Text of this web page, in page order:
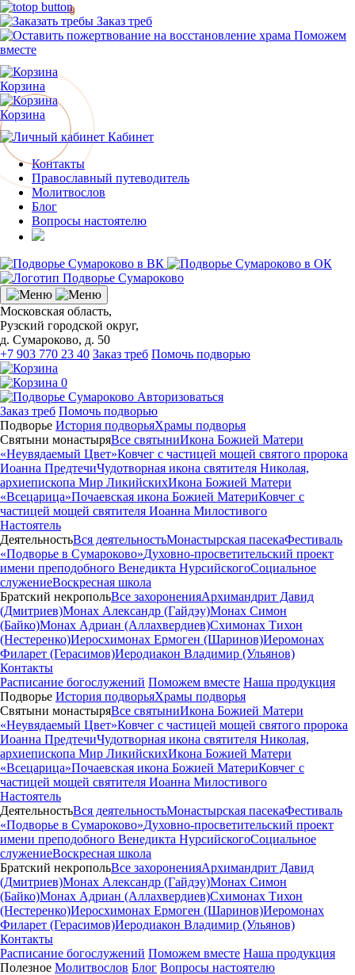
Заказ треб
Поможем
вместе
Корзина
Корзина
0
Кабинет
Контакты
Православный путеводитель
Молитвослов
Блог
Вопросы настоятелю
Московская область,
Рузский городской округ,
д. Сумароково, д. 50
+7 903 770 23 40 Заказ треб Помочь подворью
0
Авторизоваться
Заказ треб Помочь подворью
Подворье История подворьяХрамы подворья
Святыни монастыряВсе святыниИкона Божией Матери
«Неувядаемый Цвет»Ковчег с частицей мощей святого пророка
Иоанна ПредтечиЧудотворная икона святителя Николая,
архиепископа Мир ЛикийскихИкона Божией Матери
«Всецарица»Почаевская икона Божией МатериКовчег с
частицей мощей святителя Иоанна Милостивого
Настоятель
ДеятельностьВся деятельностьМонастырская пасекаФестиваль
«Подворье в Сумароково»Духовно-просветительский проект
имени преподобного Венедикта НурсийскогоСоциальное
служениеВоскресная школа
Братский некропольВсе захороненияАрхимандрит Давид
(Дмитриев)Монах Александр (Гайдэу)Монах Симон
(Байко)Монах Адриан (Аллахвердиев)Схимонах Тихон
(Нестеренко)Иеросхимонах Ермоген (Шаринов)Иеромонах
Филарет (Герасимов)Иеродиакон Владимир (Ульянов)
Контакты
Расписание богослужений Поможем вместе Наша продукция
Подворье История подворьяХрамы подворья
Святыни монастыряВсе святыниИкона Божией Матери
«Неувядаемый Цвет»Ковчег с частицей мощей святого пророка
Иоанна ПредтечиЧудотворная икона святителя Николая,
архиепископа Мир ЛикийскихИкона Божией Матери
«Всецарица»Почаевская икона Божией МатериКовчег с
частицей мощей святителя Иоанна Милостивого
Настоятель
ДеятельностьВся деятельностьМонастырская пасекаФестиваль
«Подворье в Сумароково»Духовно-просветительский проект
имени преподобного Венедикта НурсийскогоСоциальное
служениеВоскресная школа
Братский некропольВсе захороненияАрхимандрит Давид
(Дмитриев)Монах Александр (Гайдэу)Монах Симон
(Байко)Монах Адриан (Аллахвердиев)Схимонах Тихон
(Нестеренко)Иеросхимонах Ермоген (Шаринов)Иеромонах
Филарет (Герасимов)Иеродиакон Владимир (Ульянов)
Контакты
Расписание богослужений Поможем вместе Наша продукция
Полезное Молитвослов Блог Вопросы настоятелю